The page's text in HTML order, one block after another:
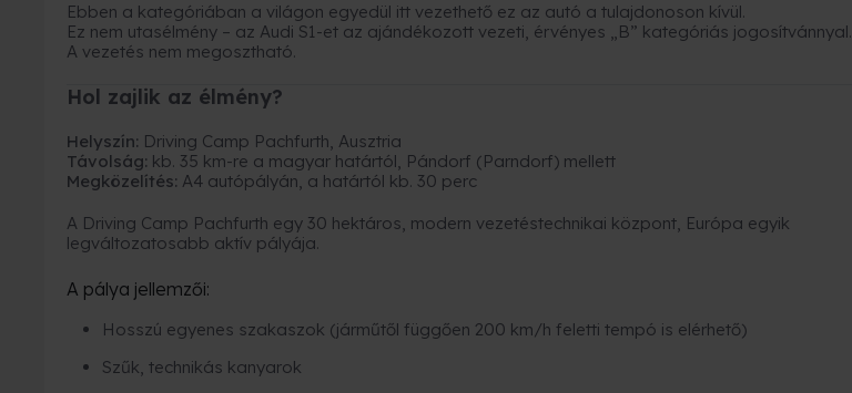
Ebben a kategóriában a világon egyedül itt vezethető ez az autó a tulajdonoson kívül.
Ez nem utasélmény – az Audi S1-et az ajándékozott vezeti, érvényes „B” kategóriás jogosítvánnyal.
A vezetés nem megosztható.
Hol zajlik az élmény?
Helyszín: Driving Camp Pachfurth, Ausztria
Távolság: kb. 35 km-re a magyar határtól, Pándorf (Parndorf) mellett
Megközelítés: A4 autópályán, a határtól kb. 30 perc
A Driving Camp Pachfurth egy 30 hektáros, modern vezetéstechnikai központ, Európa egyik
legváltozatosabb aktív pályája.
A pálya jellemzői:
Hosszú egyenes szakaszok (járműtől függően 200 km/h feletti tempó is elérhető)
Szűk, technikás kanyarok